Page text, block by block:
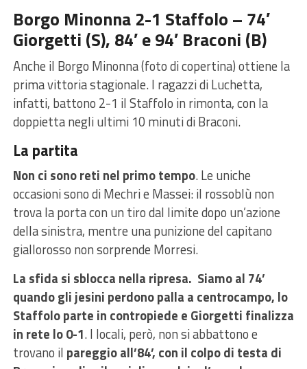
Borgo Minonna 2-1 Staffolo – 74′
Giorgetti (S), 84′ e 94′ Braconi (B)
Anche il Borgo Minonna(foto di copertina)ottiene la
prima vittoria stagionale. I ragazzi diLuchetta,
infatti, battono 2-1 il Staffolo in rimonta,con la
doppietta negli ultimi 10 minuti diBraconi.
La partita
Non ci sono reti nel primo tempo. Le uniche
occasioni sono di Mechri e Massei: il rossoblù non
trova la porta con un tiro dal limite dopo un’azione
della sinistra, mentre una punizione del capitano
giallorosso non sorprende Morresi.
La sfida si sblocca nella ripresa. Siamo al 74’
quando gli jesini perdono palla a centrocampo, lo
Staffolo parte in contropiede e Giorgetti finalizza
in rete lo 0-1. I locali, però, non si abbattono e
trovano il pareggio all’84’, con il colpo di testa di